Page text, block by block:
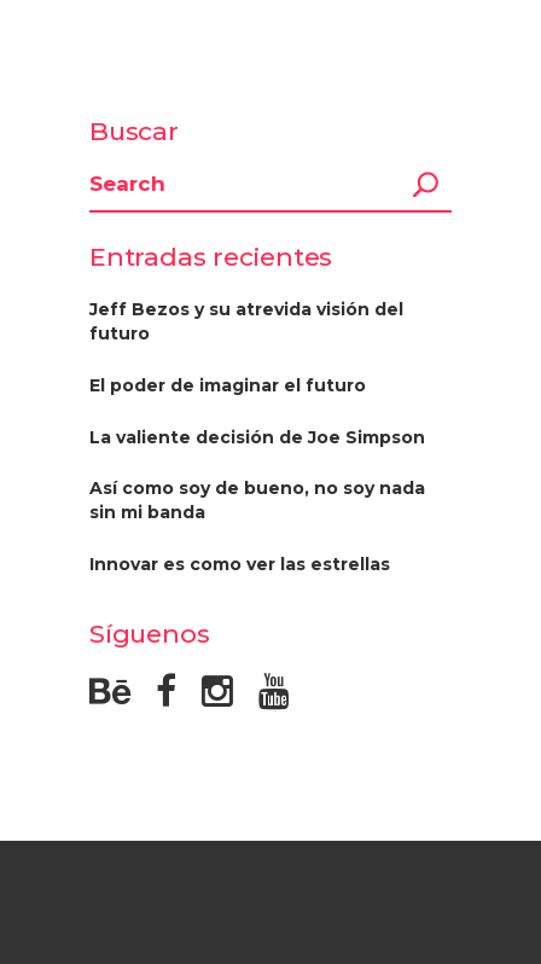
Buscar
Entradas recientes
Jeff Bezos y su atrevida visión del
futuro
El poder de imaginar el futuro
La valiente decisión de Joe Simpson
Así como soy de bueno, no soy nada
sin mi banda
Innovar es como ver las estrellas
Síguenos